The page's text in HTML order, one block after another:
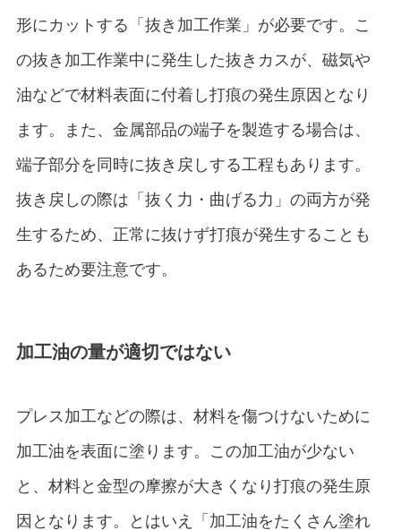
形にカットする「抜き加工作業」が必要です。こ
の抜き加工作業中に発生した抜きカスが、磁気や
油などで材料表面に付着し打痕の発生原因となり
ます。また、金属部品の端子を製造する場合は、
端子部分を同時に抜き戻しする工程もあります。
抜き戻しの際は「抜く力・曲げる力」の両方が発
生するため、正常に抜けず打痕が発生することも
あるため要注意です。
加工油の量が適切ではない
プレス加工などの際は、材料を傷つけないために
加工油を表面に塗ります。この加工油が少ない
と、材料と金型の摩擦が大きくなり打痕の発生原
因となります。とはいえ「加工油をたくさん塗れ